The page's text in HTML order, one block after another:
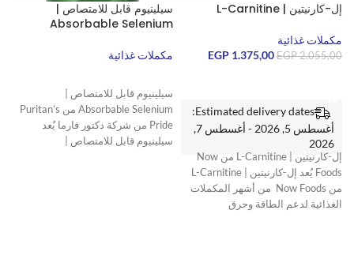
إل-كارنيتين | L-Carnitine
مكملات غذائية
EGP2.055,00
EGP 1.375,00
Estimated delivery dates:
أغسطس 5, 2026 - أغسطس 7,
2026
إل-كارنيتين | L-Carnitine من Now
Foods يُعد إل-كارنيتين | L-Carnitine
من Now Foods من أشهر المكملات
الغذائية لدعم الطاقة وحرق
سيلينيوم قابل للامتصاص |
Absorbable Selenium
مكملات غذائية
سيلينيوم قابل للامتصاص |
Absorbable Selenium من Puritan’s
Pride من شركة دكتور فارما يُعد
سيلينيوم قابل للامتصاص |